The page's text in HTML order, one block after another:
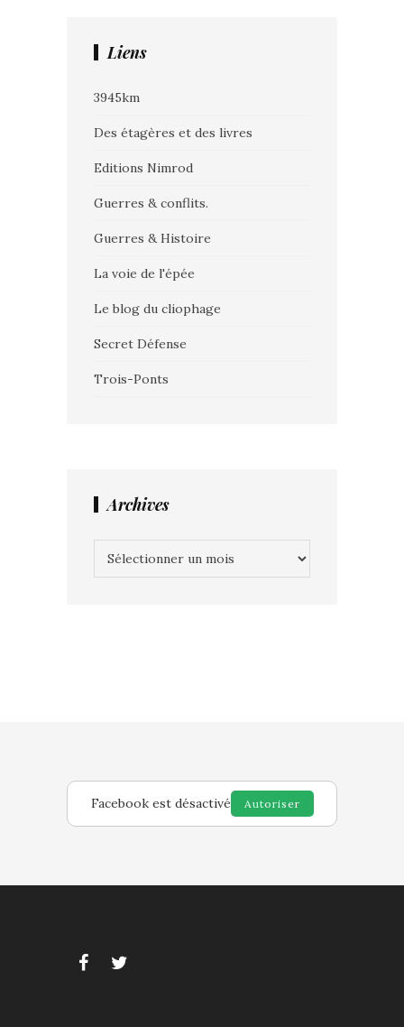
Liens
3945km
Des étagères et des livres
Editions Nimrod
Guerres & conflits.
Guerres & Histoire
La voie de l'épée
Le blog du cliophage
Secret Défense
Trois-Ponts
Archives
Facebook est désactivé Autoriser